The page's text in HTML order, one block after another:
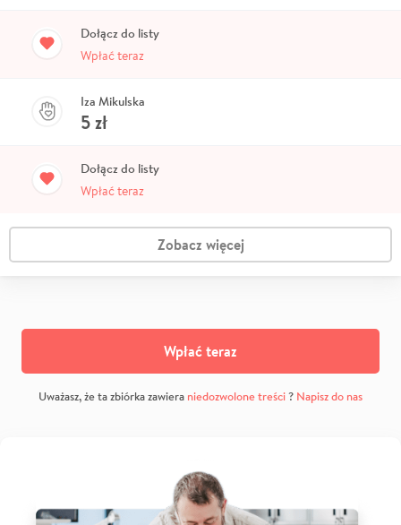
Dołącz do listy
Wpłać teraz
Iza Mikulska
5zł
Dołącz do listy
Wpłać teraz
Zobacz więcej
Wpłać teraz
Uważasz, że ta zbiórka zawiera niedozwolone treści? Napisz do nas